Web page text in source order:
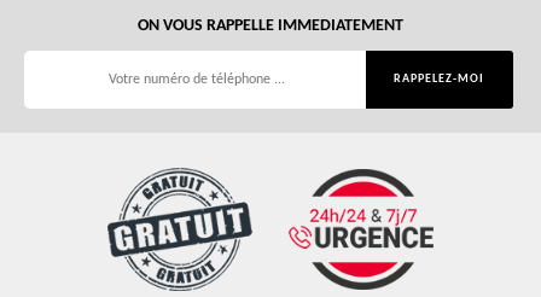
ON VOUS RAPPELLE IMMEDIATEMENT